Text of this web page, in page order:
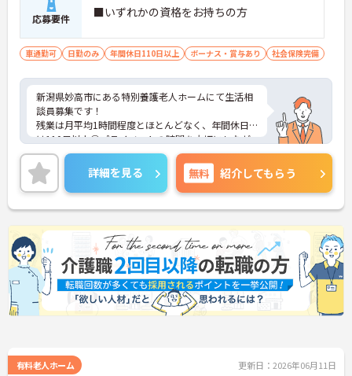
応募要件 ■いずれかの資格をお持ちの方
車通勤可 日勤のみ 年間休日110日以上 ボーナス・賞与あり 社会保険完備
新潟県妙高市にある特別養護老人ホームにて生活相
談員募集です！
残業は月平均1時間程度とほとんどなく、年間休日
は110日以上◎プライベートの時間を大切にしなが
ら、メリハリをつけて働ける環境です。
ご興味のある方には、面接対策ポイントなど、さら
に詳細をご案内しますのでお気軽にご相談くださ
い！
詳細を見る 無料 紹介してもらう
有料老人ホーム 更新日：2026年06月11日